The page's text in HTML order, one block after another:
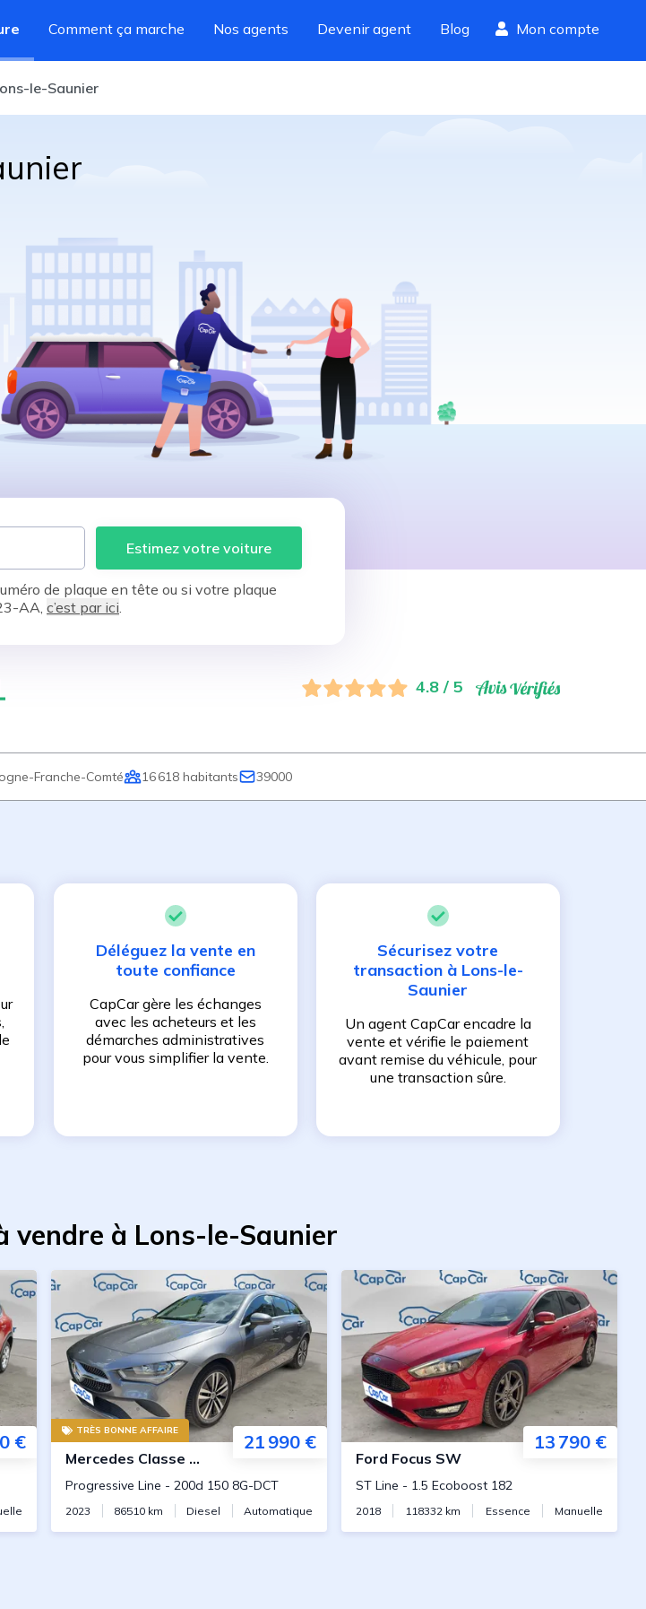
Comment ça marche Nos agents Devenir agent Blog Mon compte
Lons-le-Saunier
Estimez votre voiture
de plaque en tête ou si votre plaque
AA, c’est par ici.
4.8 / 5
Franche-Comté 16 618 habitants 39000
Déléguez la vente en
toute confiance
CapCar gère les échanges
avec les acheteurs et les
démarches administratives
pour vous simplifier la vente.
Sécurisez votre
transaction à Lons-le-
Saunier
Un agent CapCar encadre la
vente et vérifie le paiement
avant remise du véhicule, pour
une transaction sûre.
vendre à Lons-le-Saunier
€
TRÈS BONNE AFFAIRE
21 990 €
Mercedes Classe CLA Shooting Brake
Progressive Line - 200d 150 8G-DCT
2023 86510 km Diesel Automatique
13 790 €
Ford Focus SW
ST Line - 1.5 Ecoboost 182
2018 118332 km Essence Manuelle